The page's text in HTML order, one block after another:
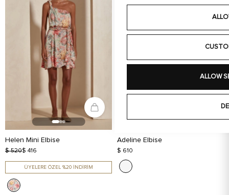
ALLOW
Helen Mini Elbise
$ 520$ 416
ÜYELERE ÖZEL %20 İNDİRİM
Adeline Elbise
$ 610